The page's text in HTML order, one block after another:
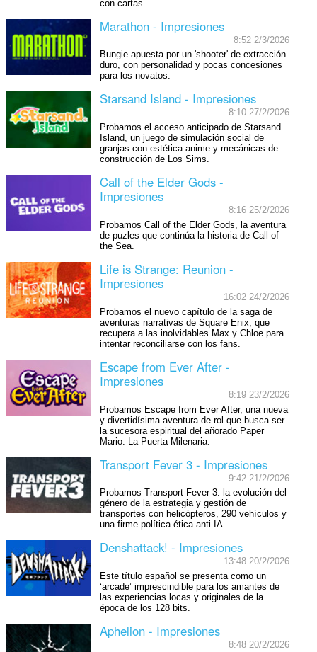
con cartas.
Marathon - Impresiones
8:52 2/3/2026
Bungie apuesta por un 'shooter' de extracción
duro, con personalidad y pocas concesiones
para los novatos.
Starsand Island - Impresiones
8:10 27/2/2026
Probamos el acceso anticipado de Starsand
Island, un juego de simulación social de
granjas con estética anime y mecánicas de
construcción de Los Sims.
Call of the Elder Gods -
Impresiones
8:16 25/2/2026
Probamos Call of the Elder Gods, la aventura
de puzles que continúa la historia de Call of
the Sea.
Life is Strange: Reunion -
Impresiones
16:02 24/2/2026
Probamos el nuevo capítulo de la saga de
aventuras narrativas de Square Enix, que
recupera a las inolvidables Max y Chloe para
intentar reconciliarse con los fans.
Escape from Ever After -
Impresiones
8:19 23/2/2026
Probamos Escape from Ever After, una nueva
y divertidísima aventura de rol que busca ser
la sucesora espiritual del añorado Paper
Mario: La Puerta Milenaria.
Transport Fever 3 - Impresiones
9:42 21/2/2026
Probamos Transport Fever 3: la evolución del
género de la estrategia y gestión de
transportes con helicópteros, 290 vehículos y
una firme política ética anti IA.
Denshattack! - Impresiones
13:48 20/2/2026
Este título español se presenta como un
‘arcade’ imprescindible para los amantes de
las experiencias locas y originales de la
época de los 128 bits.
Aphelion - Impresiones
8:48 20/2/2026